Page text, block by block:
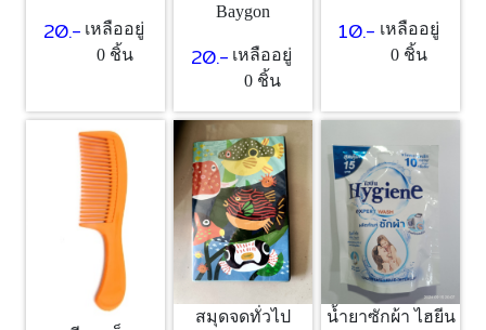
20.- เหลืออยู่
0 ชิ้น
Baygon
20.- เหลืออยู่
0 ชิ้น
10.- เหลืออยู่
0 ชิ้น
สมุดจดทั่วไป
น้ำยาซักผ้า ไฮยีน